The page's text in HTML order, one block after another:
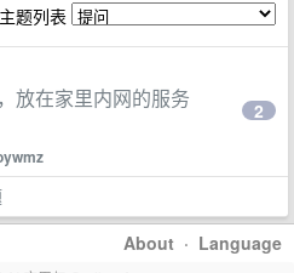
题列表
放在家里内网的服务
2
About · Language